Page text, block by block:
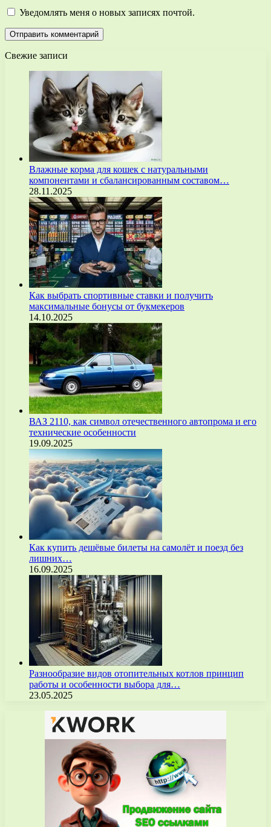
Уведомлять меня о новых записях почтой.
Свежие записи
Влажные корма для кошек с натуральными
компонентами и сбалансированным составом…
28.11.2025
Как выбрать спортивные ставки и получить
максимальные бонусы от букмекеров
14.10.2025
ВАЗ 2110, как символ отечественного автопрома и его
технические особенности
19.09.2025
Как купить дешёвые билеты на самолёт и поезд без
лишних…
16.09.2025
Разнообразие видов отопительных котлов принцип
работы и особенности выбора для…
23.05.2025